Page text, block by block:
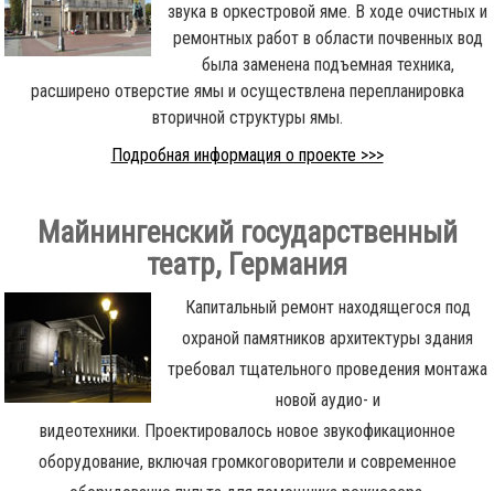
звука в оркестровой яме. В ходе очистных и
ремонтных работ в области почвенных вод
была заменена подъемная техника,
расширено отверстие ямы и осуществлена перепланировка
вторичной структуры ямы.
Подробная информация о проекте >>>
Майнингенский государственный
театр, Германия
Капитальный ремонт находящегося под
охраной памятников архитектуры здания
требовал тщательного проведения монтажа
новой аудио- и
видеотехники. Проектировалось новое звукофикационное
оборудование, включая громкоговорители и современное